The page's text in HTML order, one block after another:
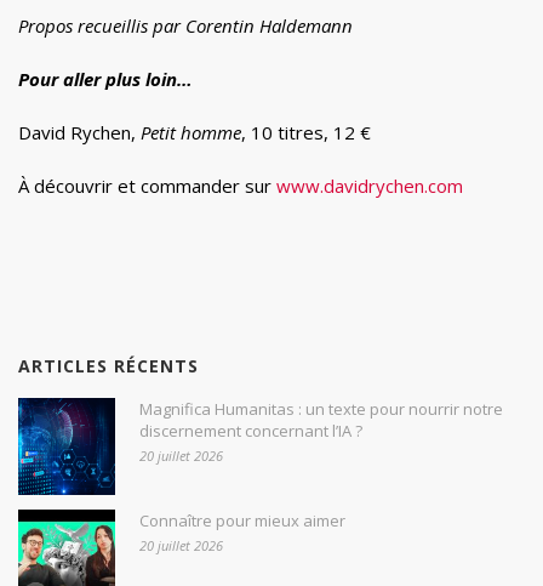
Propos recueillis par Corentin Haldemann
Pour aller plus loin…
David Rychen, Petit homme, 10 titres, 12 €
À découvrir et commander sur www.davidrychen.com
ARTICLES RÉCENTS
Magnifica Humanitas : un texte pour nourrir notre
discernement concernant l’IA ?
20 juillet 2026
Connaître pour mieux aimer
20 juillet 2026